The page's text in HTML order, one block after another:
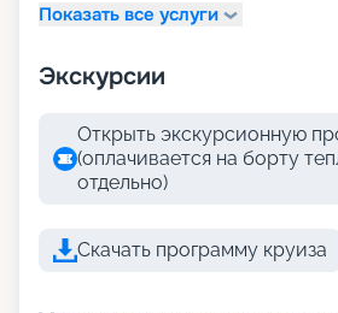
Показать все услуги
Экскурсии
Открыть экскурсионную
(оплачивается на борту
отдельно)
Скачать программу круиза